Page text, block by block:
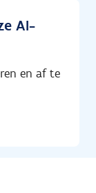
AI-
en af te